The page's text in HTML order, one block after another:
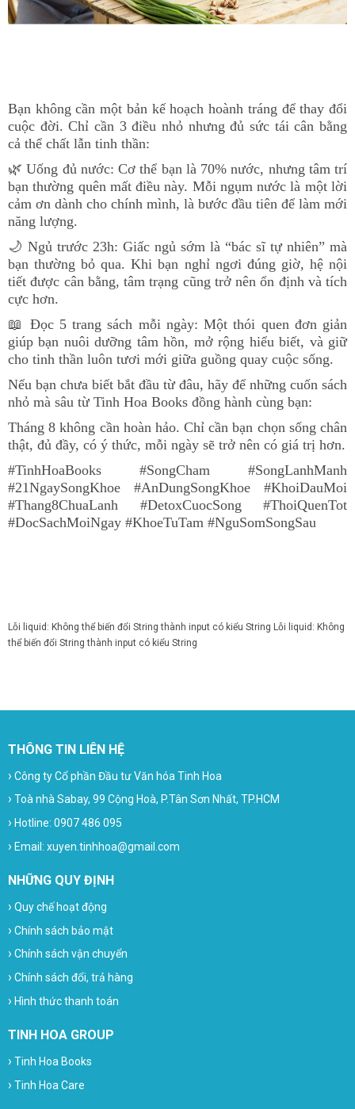
Bạn không cần một bản kế hoạch hoành tráng để thay đổi
cuộc đời. Chỉ cần 3 điều nhỏ nhưng đủ sức tái cân bằng
cả thể chất lẫn tinh thần:
🌿 Uống đủ nước:Cơ thể bạn là 70% nước, nhưng tâm trí
bạn thường quên mất điều này. Mỗi ngụm nước là một lời
cảm ơn dành cho chính mình, là bước đầu tiên để làm mới
năng lượng.
🌙 Ngủ trước 23h: Giấc ngủ sớm là “bác sĩ tự nhiên” mà
bạn thường bỏ qua. Khi bạn nghỉ ngơi đúng giờ, hệ nội
tiết được cân bằng, tâm trạng cũng trở nên ổn định và tích
cực hơn.
📖 Đọc 5 trang sách mỗi ngày: Một thói quen đơn giản
giúp bạn nuôi dưỡng tâm hồn, mở rộng hiểu biết, và giữ
cho tinh thần luôn tươi mới giữa guồng quay cuộc sống.
Nếu bạn chưa biết bắt đầu từ đâu, hãy để những cuốn sách
nhỏ mà sâu từ Tinh Hoa Books đồng hành cùng bạn:
Tháng 8 không cần hoàn hảo. Chỉ cần bạn chọn sống chân
thật, đủ đầy, có ý thức, mỗi ngày sẽ trở nên có giá trị hơn.
#TinhHoaBooks #SongCham #SongLanhManh
#21NgaySongKhoe #AnDungSongKhoe #KhoiDauMoi
#Thang8ChuaLanh #DetoxCuocSong #ThoiQuenTot
#DocSachMoiNgay #KhoeTuTam #NguSomSongSau
Lỗi liquid: Không thể biến đổi String thành input có kiểu String Lỗi liquid: Không
thể biến đổi String thành input có kiểu String
THÔNG TIN LIÊN HỆ
› Công ty Cổ phần Đầu tư Văn hóa Tinh Hoa
› Toà nhà Sabay, 99 Cộng Hoà, P.Tân Sơn Nhất, TP.HCM
› Hotline: 0907 486 095
› Email: xuyen.tinhhoa@gmail.com
NHỮNG QUY ĐỊNH
› Quy chế hoạt động
› Chính sách bảo mật
› Chính sách vận chuyển
› Chính sách đổi, trả hàng
› Hình thức thanh toán
TINH HOA GROUP
› Tinh Hoa Books
› Tinh Hoa Care